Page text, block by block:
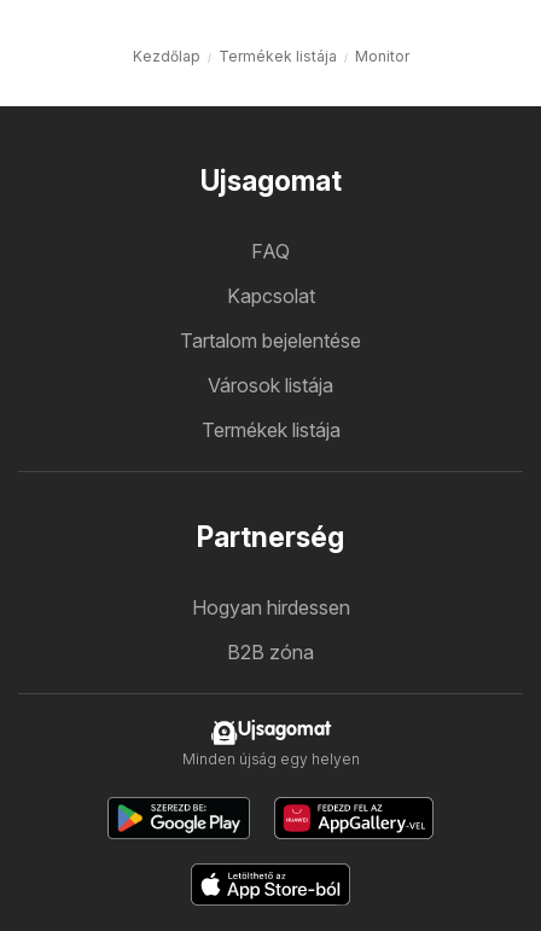
Kezdőlap Termékek listája Monitor
Ujsagomat
FAQ
Kapcsolat
Tartalom bejelentése
Városok listája
Termékek listája
Partnerség
Hogyan hirdessen
B2B zóna
Ujsagomat
Minden újság egy helyen